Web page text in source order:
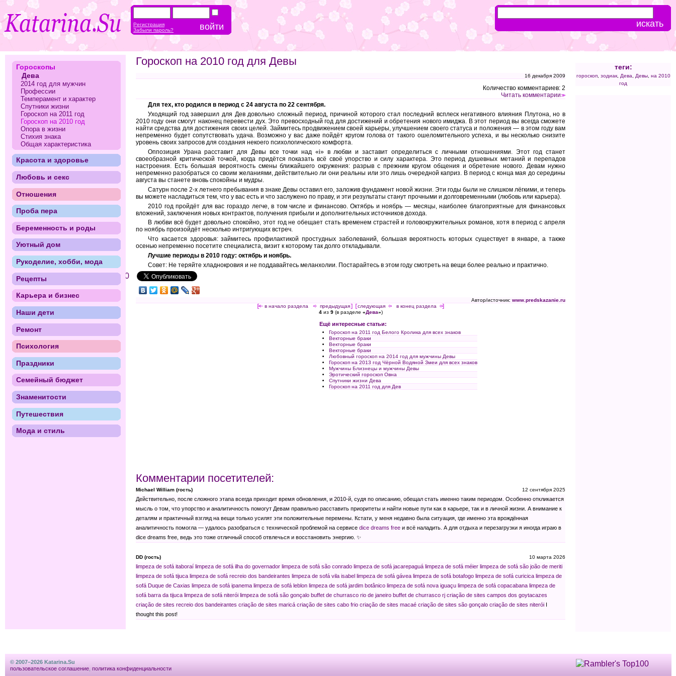
Гороскоп на 2010 год для Девы
16 декабря 2009
Количество комментариев: 2
Читать комментарии>>
Для тех, кто родился в период с 24 августа по 22 сентября.
Уходящий год завершил для Дев довольно сложный период, причиной которого стал последний всплеск негативного влияния Плутона, но в
2010 году они смогут наконец перевести дух. Это превосходный год для достижений и обретения нового имиджа. В этот период вы всегда сможете
найти средства для достижения своих целей. Займитесь продвижением своей карьеры, улучшением своего статуса и положения — в этом году вам
непременно будет сопутствовать удача. Возможно у вас даже пойдёт кругом голова от такого ошеломительного успеха, и вы несколько снизите
уровень своих запросов для создания некоего психологического комфорта.
Оппозиция Урана расставит для Девы все точки над «i» в любви и заставит определиться с личными отношениями. Этот год станет
своеобразной критической точкой, когда придётся показать всё своё упорство и силу характера. Это период душевных метаний и перепадов
настроения. Есть большая вероятность смены ближайшего окружения: разрыв с прежним кругом общения и обретение нового. Девам нужно
непременно разобраться со своим желаниями, действительно ли они реальны или это лишь очередной каприз. В период с конца мая до середины
августа вы станете вновь спокойны и мудры.
Сатурн после 2-х летнего пребывания в знаке Девы оставил его, заложив фундамент новой жизни. Эти годы были не слишком лёгкими, и теперь
вы можете насладиться тем, что у вас есть и что заслужено по праву, и эти результаты станут прочными и долговременными (любовь или карьера).
2010 год пройдёт для вас гораздо легче, в том числе и финансово. Октябрь и ноябрь — месяцы, наиболее благоприятные для финансовых
вложений, заключения новых контрактов, получения прибыли и дополнительных источников дохода.
В любви всё будет довольно спокойно, этот год не обещает стать временем страстей и головокружительных романов, хотя в период с апреля
по ноябрь произойдёт несколько интригующих встреч.
Что касается здоровья: займитесь профилактикой простудных заболеваний, большая вероятность которых существует в январе, а также
осенью непременно посетите специалиста, визит к которому так долго откладывали.
Лучшие периоды в 2010 году: октябрь и ноябрь.
Совет: Не теряйте хладнокровия и не поддавайтесь меланхолии. Постарайтесь в этом году смотреть на вещи более реально и практично.
0
Автор/источник: www.predskazanie.ru
[<— в начало раздела <- предыдущая] [ следующая -> в конец раздела ->]
4из 9(в разделе «Дева»)
Ещё интересные статьи:
Гороскоп на 2011 год Белого Кролика для всех знаков
Векторные браки
Векторные браки
Векторные браки
Любовный гороскоп на 2014 год для мужчины Девы
Гороскоп на 2013 год Чёрной Водяной Змеи для всех знаков
Мужчины Близнецы и мужчины Девы
Эротический гороскоп Овна
Спутники жизни Дева
Гороскоп на 2011 год для Дев
Комментарии посетителей:
Michael William (гость) 12 сентября 2025
Действительно, после сложного этапа всегда приходит время обновления, и 2010-й, судя по описанию, обещал стать именно таким периодом. Особенно откликается
мысль о том, что упорство и аналитичность помогут Девам правильно расставить приоритеты и найти новые пути как в карьере, так и в личной жизни. А внимание к
деталям и практичный взгляд на вещи только усилят эти положительные перемены. Кстати, у меня недавно была ситуация, где именно эта врождённая
аналитичность помогла — удалось разобраться с технической проблемой на сервисе dice dreams free и всё наладить. А для отдыха и перезагрузки я иногда играю в
dice dreams free, ведь это тоже отличный способ отвлечься и восстановить энергию. ✨
DD (гость) 10 марта 2026
limpeza de sofá itaboraí limpeza de sofá ilha do governador limpeza de sofá são conrado limpeza de sofá jacarepaguá limpeza de sofá méier limpeza de sofá são joão de meriti
limpeza de sofá tijuca limpeza de sofá recreio dos bandeirantes limpeza de sofá vila isabel limpeza de sofá gávea limpeza de sofá botafogo limpeza de sofá curicica limpeza de
sofá Duque de Caxias limpeza de sofá ipanema limpeza de sofá leblon limpeza de sofá jardim botânico limpeza de sofá nova iguaçu limpeza de sofá copacabana limpeza de
sofá barra da tijuca limpeza de sofá niterói limpeza de sofá são gonçalo buffet de churrasco rio de janeiro buffet de churrasco rj criação de sites campos dos goytacazes
criação de sites recreio dos bandeirantes criação de sites maricá criação de sites cabo frio criação de sites macaé criação de sites são gonçalo criação de sites niterói I
thought this post!
Гороскопы
Дева
2014 год для мужчин
Профессии
Темперамент и характер
Спутники жизни
Гороскоп на 2011 год
Гороскоп на 2010 год
Опора в жизни
Стихия знака
Общая характеристика
Красота и здоровье
Любовь и секс
Отношения
Проба пера
Беременность и роды
Уютный дом
Рукоделие, хобби, мода
Рецепты
Карьера и бизнес
Наши дети
Ремонт
Психология
Праздники
Семейный бюджет
Знаменитости
Путешествия
Мода и стиль
теги:
гороскоп, зодиак, Дева Девы, на 2010
год
Регистрация
Забыли пароль?
© 2007–2026 Katarina.Su
пользовательское соглашение политика конфиденциальности